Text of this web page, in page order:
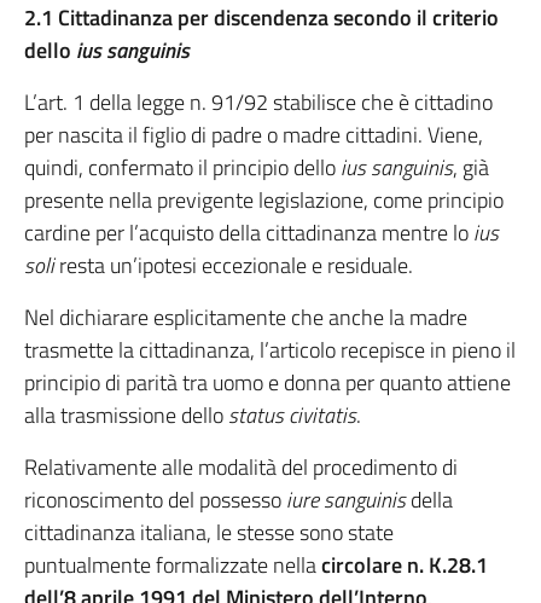
2.1 Cittadinanza per discendenza secondo il criterio
dello ius sanguinis
L’art. 1 della legge n. 91/92 stabilisce che è cittadino
per nascita il figlio di padre o madre cittadini. Viene,
quindi, confermato il principio delloius sanguinis, già
presente nella previgente legislazione, come principio
cardine per l’acquisto della cittadinanza mentre loius
soliresta un’ipotesi eccezionale e residuale.
Nel dichiarare esplicitamente che anche la madre
trasmette la cittadinanza, l’articolo recepisce in pieno il
principio di parità tra uomo e donna per quanto attiene
alla trasmissione dellostatus civitatis.
Relativamente alle modalità del procedimento di
riconoscimento del possessoiure sanguinisdella
cittadinanza italiana, le stesse sono state
puntualmente formalizzate nellacircolare n. K.28.1